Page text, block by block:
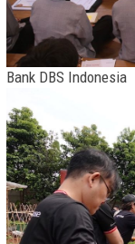
Bank DBS Indonesia